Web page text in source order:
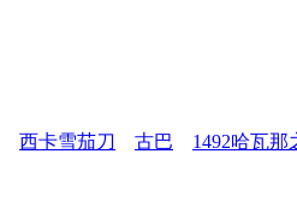
西卡雪茄刀 古巴
1492哈瓦那